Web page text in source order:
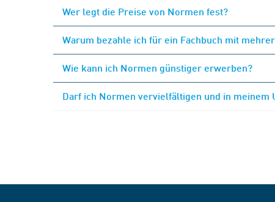
Wer legt die Preise von Normen fest?
Warum bezahle ich für ein Fachbuch mit
Wie kann ich Normen günstiger erwerben?
Darf ich Normen vervielfältigen und in